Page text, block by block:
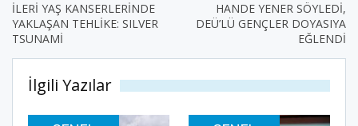
İLERİ YAŞ KANSERLERİNDE
YAKLAŞAN TEHLİKE: SILVER
TSUNAMİ
HANDE YENER SÖYLEDİ,
DEÜ’LÜ GENÇLER DOYASIYA
EĞLENDİ
İlgili Yazılar